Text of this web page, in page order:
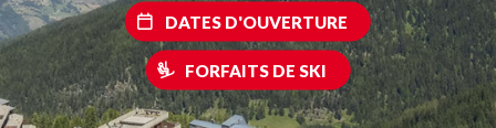
DATES D'OUVERTURE
FORFAITS DE SKI